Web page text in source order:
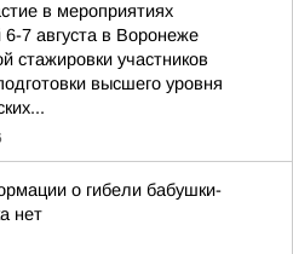
в мероприятиях
7 августа в Воронеже
стажировки участников
высшего уровня
о гибели бабушки-
нет